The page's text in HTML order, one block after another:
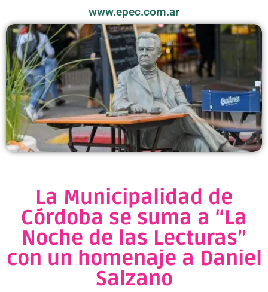
www.epec.com.ar
La Municipalidad de
Córdoba se suma a “La
Noche de las Lecturas”
con un homenaje a Daniel
Salzano